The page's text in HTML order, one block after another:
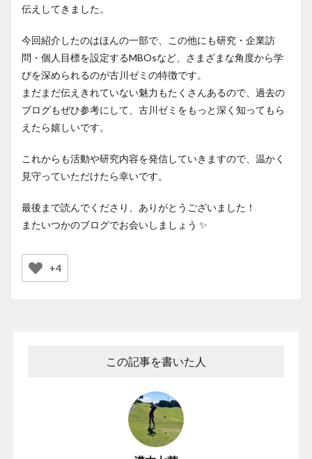
伝えしてきました。
今回紹介したのはほんの一部で、この他にも研究・企業訪
問・個人目標を設定するMBOsなど、さまざまな角度から学
びを深められるのが古川ゼミの特徴です。
まだまだ伝えきれていない魅力もたくさんあるので、過去の
ブログもぜひ参考にして、古川ゼミをもっと深く知ってもら
えたら嬉しいです。
これからも活動や研究内容を発信していきますので、温かく
見守っていただけたら幸いです。
最後まで読んでくださり、ありがとうございました！
またいつかのブログでお会いしましょう ✨
+4
この記事を書いた人